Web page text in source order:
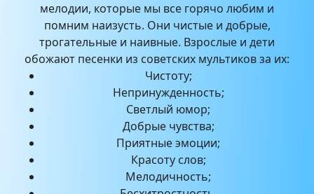
мелодии, которые мы все горячо любим и
помним наизусть. Они чистые и добрые,
трогательные и наивные. Взрослые и дети
обожают песенки из советских мультиков за их:
Чистоту;
Непринужденность;
Светлый юмор;
Добрые чувства;
Приятные эмоции;
Красоту слов;
Мелодичность;